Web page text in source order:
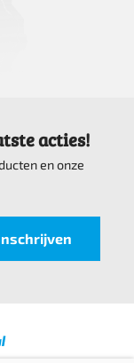
acties!
en onze